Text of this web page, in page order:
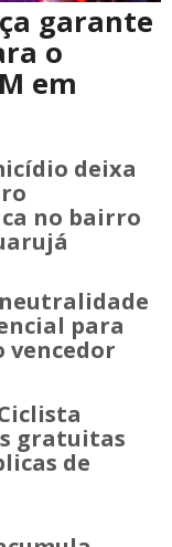
garante
o
em
deixa
no bairro
para
gratuitas
de